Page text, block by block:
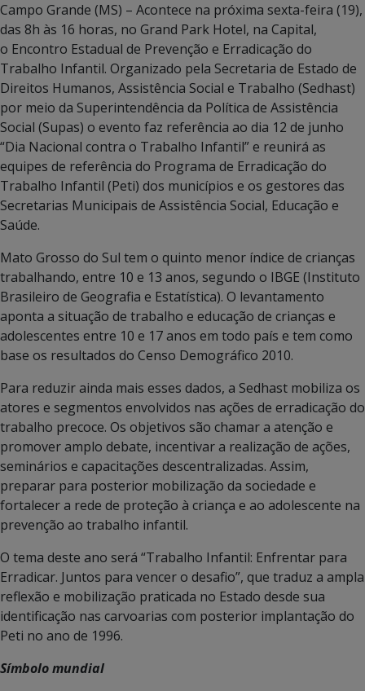
Campo Grande (MS) – Acontece na próxima sexta-feira (19),
das 8h às 16 horas, no Grand Park Hotel, na Capital,
o Encontro Estadual de Prevenção e Erradicação do
Trabalho Infantil. Organizado pela Secretaria de Estado de
Direitos Humanos, Assistência Social e Trabalho (Sedhast)
por meio da Superintendência da Política de Assistência
Social (Supas) o evento faz referência ao dia 12 de junho
“Dia Nacional contra o Trabalho Infantil” e reunirá as
equipes de referência do Programa de Erradicação do
Trabalho Infantil (Peti) dos municípios e os gestores das
Secretarias Municipais de Assistência Social, Educação e
Saúde.
Mato Grosso do Sul tem o quinto menor índice de crianças
trabalhando, entre 10 e 13 anos, segundo o IBGE (Instituto
Brasileiro de Geografia e Estatística). O levantamento
aponta a situação de trabalho e educação de crianças e
adolescentes entre 10 e 17 anos em todo país e tem como
base os resultados do Censo Demográfico 2010.
Para reduzir ainda mais esses dados, a Sedhast mobiliza os
atores e segmentos envolvidos nas ações de erradicação do
trabalho precoce. Os objetivos são chamar a atenção e
promover amplo debate, incentivar a realização de ações,
seminários e capacitações descentralizadas. Assim,
preparar para posterior mobilização da sociedade e
fortalecer a rede de proteção à criança e ao adolescente na
prevenção ao trabalho infantil.
O tema deste ano será “Trabalho Infantil: Enfrentar para
Erradicar. Juntos para vencer o desafio”, que traduz a ampla
reflexão e mobilização praticada no Estado desde sua
identificação nas carvoarias com posterior implantação do
Peti no ano de 1996.
Símbolo mundial